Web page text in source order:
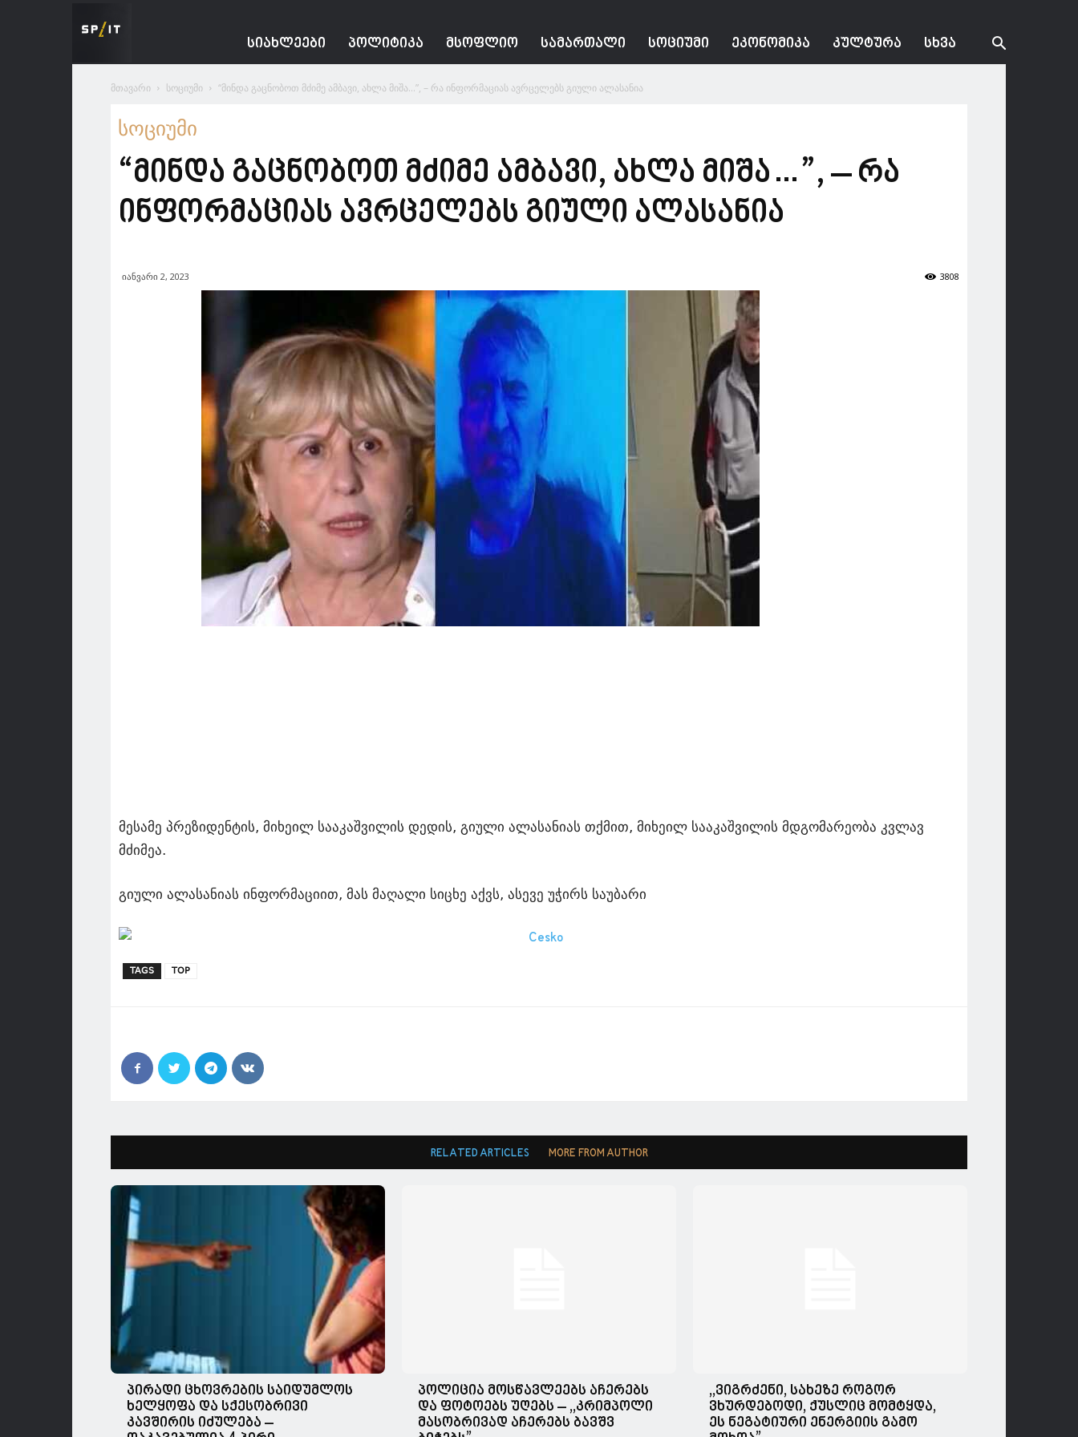
ᲡᲘᲐᲮᲚᲔᲔᲑᲘ ᲞᲝᲚᲘᲢᲘᲙᲐ ᲛᲡᲝᲤᲚᲘᲝ ᲡᲐᲛᲐᲠᲗᲐᲚᲘ ᲡᲝᲪᲘᲣᲛᲘ ᲔᲙᲝᲜᲝᲛᲘᲙᲐ ᲙᲣᲚᲢᲣᲠᲐ ᲡᲮᲕᲐ
მთავარი სოციუმი “მინდა გაცნობოთ მძიმე ამბავი, ახლა მიშა…”, – რა ინფორმაციას ავრცელებს გიული ალასანია
სოციუმი
“მინდა გაცნობოთ მძიმე ამბავი, ახლა მიშა…”, – რა
ინფორმაციას ავრცელებს გიული ალასანია
იანვარი 2, 2023 3808
მესამე პრეზიდენტის, მიხეილ სააკაშვილის დედის, გიული ალასანიას თქმით, მიხეილ სააკაშვილის მდგომარეობა კვლავ
მძიმეა.
გიული ალასანიას ინფორმაციით, მას მაღალი სიცხე აქვს, ასევე უჭირს საუბარი
TAGS TOP
RELATED ARTICLES MORE FROM AUTHOR
პირადი ცხოვრების საიდუმლოს
ხელყოფა და სქესობრივი
კავშირის იძულება –
პოლიცია მოსწავლეებს აჩერებს
და ფოტოებს უღებს – ,,კრიმპოლი
მასობრივად აჩერებს ბავშვ
,,ვიგრძენი, სახეზე როგორ
ვხურდებოდი, ქუსლიც მომტყდა,
ეს ნეგატიური ენერგიის გამო